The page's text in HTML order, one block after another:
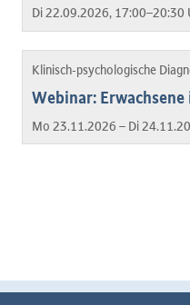
Di 22.09.2026, 17:00–20:30
Klinisch-psychologische
Webinar:
Mo 23.11.2026 – Di